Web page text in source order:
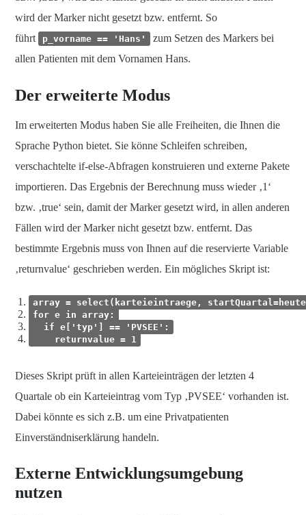
wird der Marker nicht gesetzt bzw. entfernt. So
führt
p_vorname == 'Hans'
zum Setzen des Markers bei
allen Patienten mit dem Vornamen Hans.
Der erweiterte Modus
Im erweiterten Modus haben Sie alle Freiheiten, die Ihnen die
Sprache Python bietet. Sie könne Schleifen schreiben,
verschachtelte if-else-Abfragen konstruieren und externe Pakete
importieren. Das Ergebnis der Berechnung muss wieder ‚1‘
bzw. ‚true‘ sein, damit der Marker gesetzt wird, in allen anderen
Fällen wird der Marker nicht gesetzt bzw. entfernt. Das
bestimmte Ergebnis muss von Ihnen auf die reservierte Variable
‚returnvalue‘ geschrieben werden. Ein mögliches Skript ist:
array = select(karteieintraege,
for e in array:
if e['typ'] == 'PVSEE':
returnvalue = 1
Dieses Skript prüft in allen Karteieinträgen der letzten 4
Quartale ob ein Karteieintrag vom Typ ‚PVSEE‘ vorhanden ist.
Dabei könnte es sich z.B. um eine Privatpatienten
Einverständniserklärung handeln.
Externe Entwicklungsumgebung
nutzen